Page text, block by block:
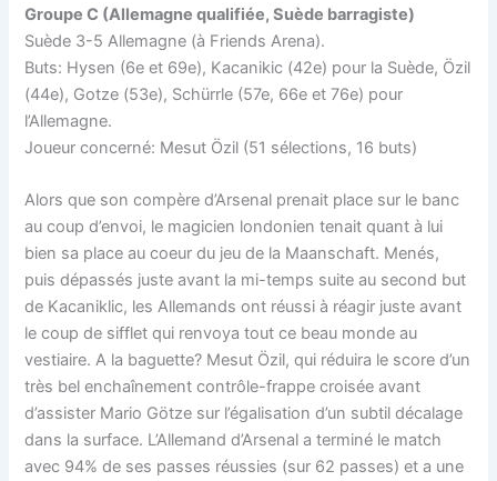
Groupe C (Allemagne qualifiée, Suède barragiste)
Suède 3-5 Allemagne (à Friends Arena).
Buts: Hysen (6e et 69e), Kacanikic (42e) pour la Suède, Özil
(44e), Gotze (53e), Schürrle (57e, 66e et 76e) pour
l’Allemagne.
Joueur concerné: Mesut Özil (51 sélections, 16 buts)
Alors que son compère d’Arsenal prenait place sur le banc
au coup d’envoi, le magicien londonien tenait quant à lui
bien sa place au coeur du jeu de la Maanschaft. Menés,
puis dépassés juste avant la mi-temps suite au second but
de Kacaniklic, les Allemands ont réussi à réagir juste avant
le coup de sifflet qui renvoya tout ce beau monde au
vestiaire. A la baguette? Mesut Özil, qui réduira le score d’un
très bel enchaînement contrôle-frappe croisée avant
d’assister Mario Götze sur l’égalisation d’un subtil décalage
dans la surface. L’Allemand d’Arsenal a terminé le match
avec 94% de ses passes réussies (sur 62 passes) et a une